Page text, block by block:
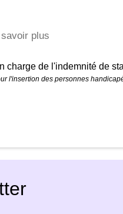
plus
charge de l'indemnité de
l'insertion des personnes